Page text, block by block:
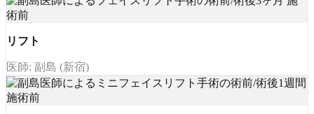
リフト
医師: 副島 (新宿)